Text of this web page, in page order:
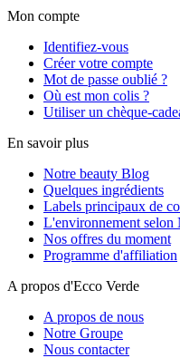
Mon compte
Identifiez-vous
Créer votre compte
Mot de passe oublié ?
Où est mon colis ?
Utiliser un chèque-
En savoir plus
Notre beauty Blog
Quelques ingrédients
Labels principaux de
L'environnement selon
Nos offres du moment
Programme d'affiliation
A propos d'Ecco Verde
A propos de nous
Notre Groupe
Nous contacter